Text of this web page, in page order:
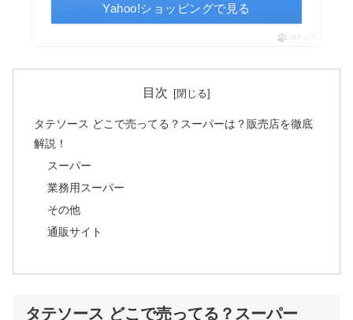
Yahoo!ショッピングで見る
ポチップ
目次
タテソース どこで売ってる？スーパーは？販売店を徹底
解説！
スーパー
業務用スーパー
その他
通販サイト
タテソース どこで売ってる？スーパー